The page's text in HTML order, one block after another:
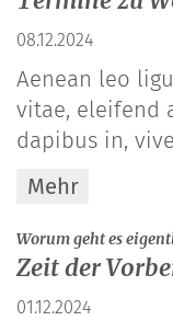
08.12.2024
Aenean leo
vitae, eleifend
dapibus in,
Mehr
Worum geht es
Zeit der
01.12.2024